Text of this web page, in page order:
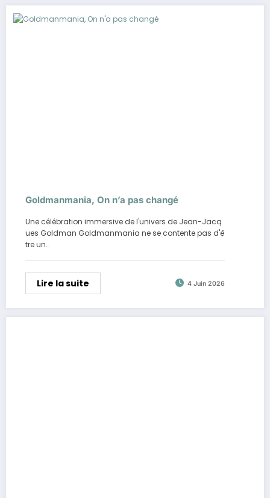
Goldmanmania, On n’a pas changé
Une célébration immersive de l'univers de Jean-Jacq
ues Goldman Goldmanmania ne se contente pas d'ê
tre un…
Lire la suite 4 Juin 2026